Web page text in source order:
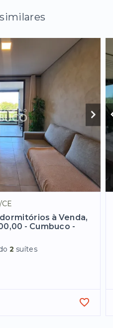
à Venda,
- Cumbuco -
2 suítes